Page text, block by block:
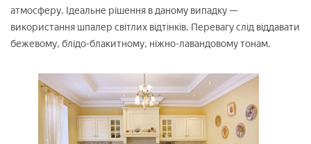
атмосферу. Ідеальне рішення в даному випадку —
використання шпалер світлих відтінків. Перевагу слід віддавати
бежевому, блідо-блакитному, ніжно-лавандовому тонам.